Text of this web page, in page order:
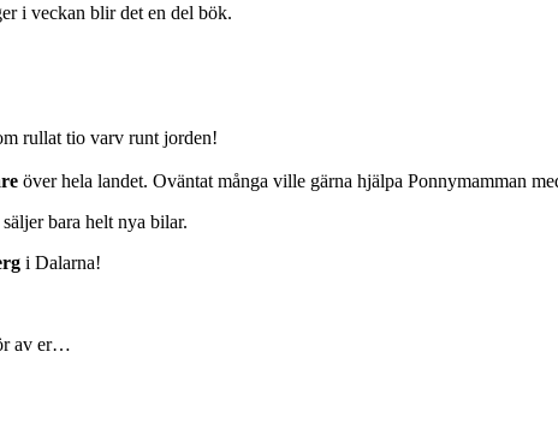
i veckan blir det en del bök.
rullat tio varv runt jorden!
över hela landet. Oväntat många ville gärna hjälpa Ponnymamman
bara helt nya bilar.
i Dalarna!
av er…